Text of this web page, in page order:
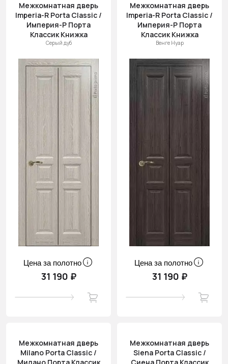
Межкомнатная дверь
Imperia-R Porta Classic /
Империя-Р Порта
Классик Книжка
Серый дуб
Цена за полотно
31 190 ₽
Межкомнатная дверь
Imperia-R Porta Classic /
Империя-Р Порта
Классик Книжка
Венге Нуар
Цена за полотно
31 190 ₽
Межкомнатная дверь
Milano Porta Classic /
Межкомнатная дверь
Siena Porta Classic /